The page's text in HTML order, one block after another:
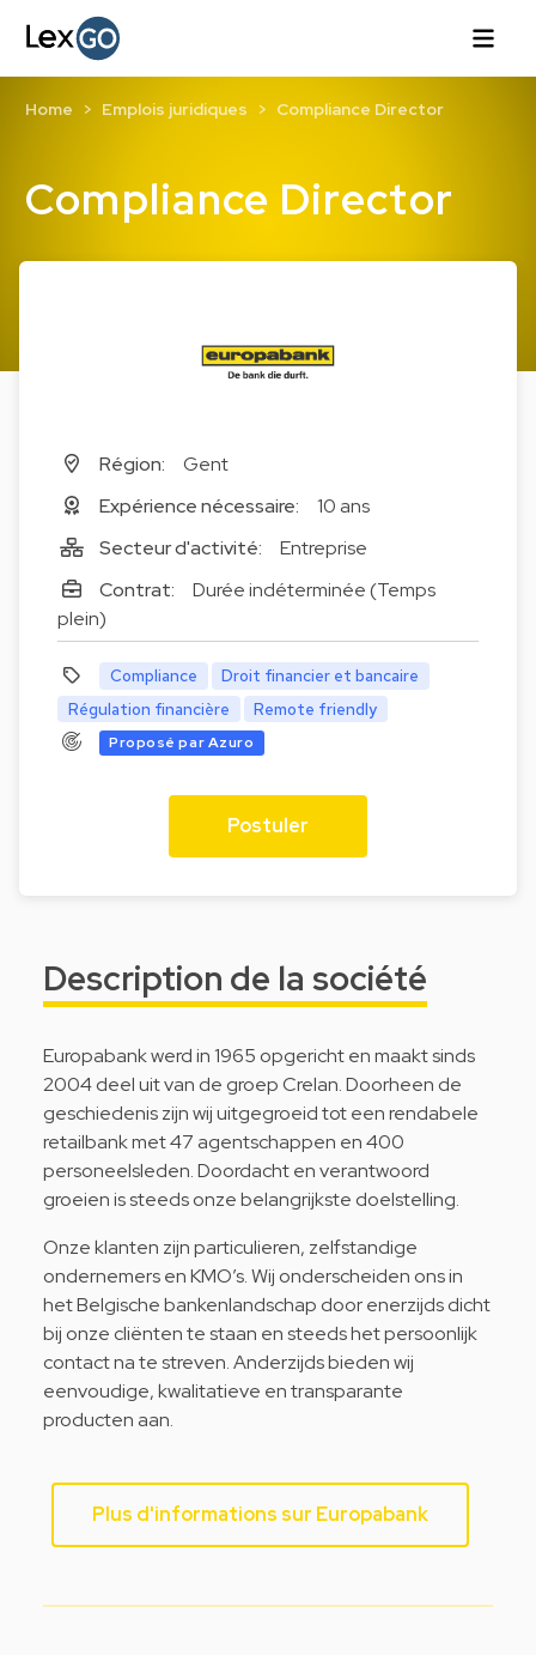
Compliance Director
Home Emplois juridiques Compliance Director
Région:
Gent
Expérience nécessaire:
10 ans
Secteur d'activité:
Entreprise
Contrat:
Durée indéterminée (Temps
plein)
Compliance
Droit financier et bancaire
Régulation financière
Remote friendly
Proposé par Azuro
Postuler
Description de la société
Europabank werd in 1965 opgericht en maakt sinds
2004 deel uit van de groep Crelan. Doorheen de
geschiedenis zijn wij uitgegroeid tot een rendabele
retailbank met 47 agentschappen en 400
personeelsleden. Doordacht en verantwoord
groeien is steeds onze belangrijkste doelstelling.
Onze klanten zijn particulieren, zelfstandige
ondernemers en KMO’s. Wij onderscheiden ons in
het Belgische bankenlandschap door enerzijds dicht
bij onze cliënten te staan en steeds het persoonlijk
contact na te streven. Anderzijds bieden wij
eenvoudige, kwalitatieve en transparante
producten aan.
Plus d'informations sur Europabank